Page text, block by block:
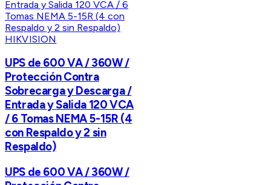
HIKVISION
UPS de 600 VA / 360W /
Protección Contra
Sobrecarga y Descarga /
Entrada y Salida 120 VCA
/ 6 Tomas NEMA 5-15R (4
con Respaldo y 2 sin
Respaldo)
UPS de 600 VA / 360W /